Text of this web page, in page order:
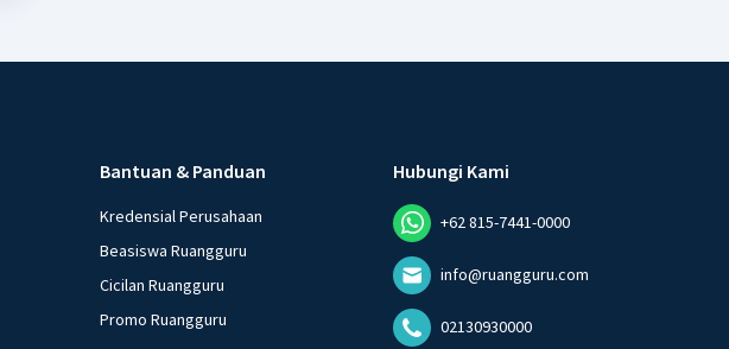
Bantuan & Panduan
Kredensial Perusahaan
Beasiswa Ruangguru
Cicilan Ruangguru
Promo Ruangguru
Hubungi Kami
+62 815-7441-0000
info@ruangguru.com
02130930000